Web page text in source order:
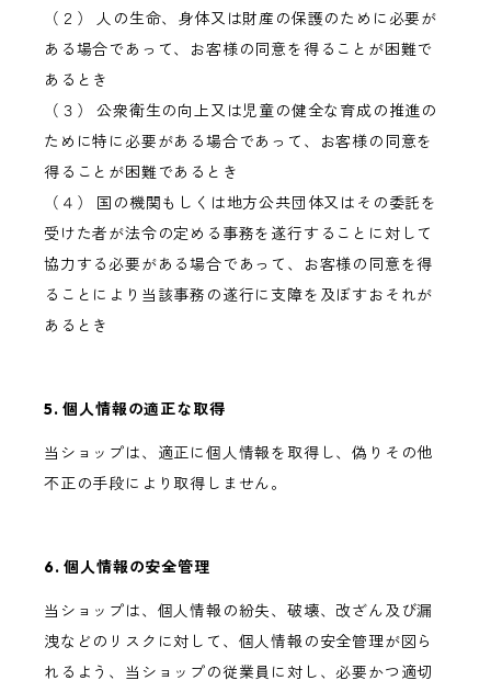
（２） 人の生命、身体又は財産の保護のために必要が
ある場合であって、お客様の同意を得ることが困難で
あるとき
（３） 公衆衛生の向上又は児童の健全な育成の推進の
ために特に必要がある場合であって、お客様の同意を
得ることが困難であるとき
（４） 国の機関もしくは地方公共団体又はその委託を
受けた者が法令の定める事務を遂行することに対して
協力する必要がある場合であって、お客様の同意を得
ることにより当該事務の遂行に支障を及ぼすおそれが
あるとき
5. 個人情報の適正な取得
当ショップは、適正に個人情報を取得し、偽りその他
不正の手段により取得しません。
6. 個人情報の安全管理
当ショップは、個人情報の紛失、破壊、改ざん及び漏
洩などのリスクに対して、個人情報の安全管理が図ら
れるよう、当ショップの従業員に対し、必要かつ適切